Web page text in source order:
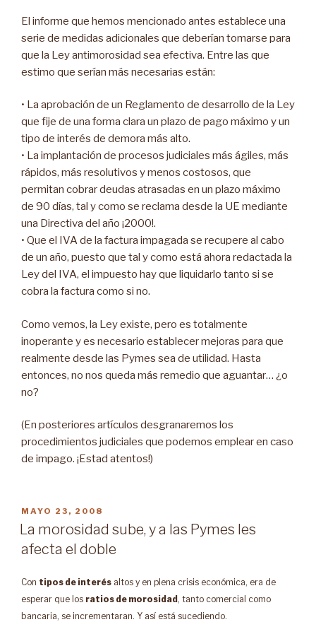
El informe que hemos mencionado antes establece una
serie de medidas adicionales que deberían tomarse para
que la Ley antimorosidad sea efectiva. Entre las que
estimo que serían más necesarias están:
• La aprobación de un Reglamento de desarrollo de la Ley
que fije de una forma clara un plazo de pago máximo y un
tipo de interés de demora más alto.
• La implantación de procesos judiciales más ágiles, más
rápidos, más resolutivos y menos costosos, que
permitan cobrar deudas atrasadas en un plazo máximo
de 90 días, tal y como se reclama desde la UE mediante
una Directiva del año ¡2000!.
• Que el IVA de la factura impagada se recupere al cabo
de un año, puesto que tal y como está ahora redactada la
Ley del IVA, el impuesto hay que liquidarlo tanto si se
cobra la factura como si no.
Como vemos, la Ley existe, pero es totalmente
inoperante y es necesario establecer mejoras para que
realmente desde las Pymes sea de utilidad. Hasta
entonces, no nos queda más remedio que aguantar… ¿o
no?
(En posteriores artículos desgranaremos los
procedimientos judiciales que podemos emplear en caso
de impago. ¡Estad atentos!)
PUBLICADO
EN
MAYO 23, 2008
La morosidad sube, y a las Pymes les
afecta el doble
Con tipos de interés altos y en plena crisis económica, era de
esperar que los ratios de morosidad, tanto comercial como
bancaria, se incrementaran. Y así está sucediendo.